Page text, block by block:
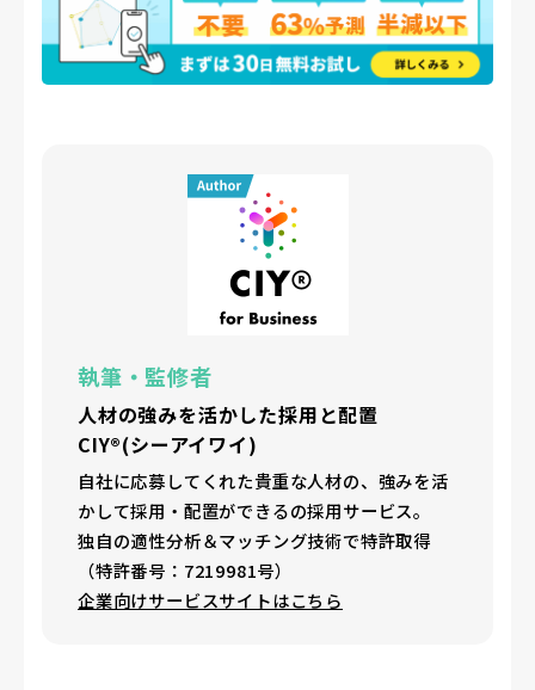
執筆・監修者
人材の強みを活かした採用と配置
CIY®(シーアイワイ)
自社に応募してくれた貴重な人材の、強みを活
かして採用・配置ができるの採用サービス。
独自の適性分析＆マッチング技術で特許取得
（特許番号：7219981号）
企業向けサービスサイトはこちら